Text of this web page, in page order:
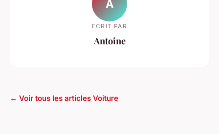
A
ECRIT PAR
Antoine
← Voir tous les articles Voiture